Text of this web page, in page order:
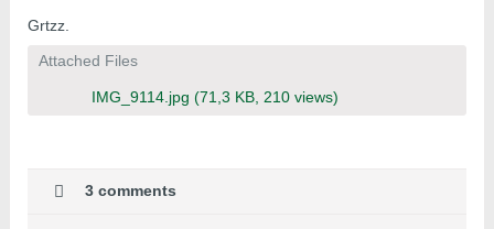
Grtzz.
Attached Files
IMG_9114.jpg (71,3 KB, 210 views)
3 comments